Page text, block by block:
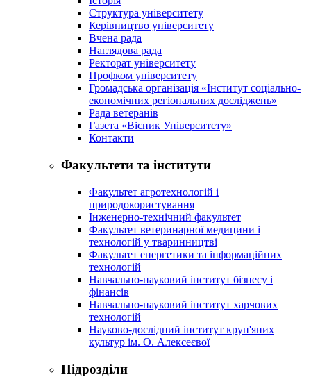
Структура університету
Керівництво університету
Вчена рада
Наглядова рада
Ректорат університету
Профком університету
Громадська організація «Інститут соціально-
економічних регіональних досліджень»
Рада ветеранів
Газета «Вісник Університету»
Контакти
Факультети та інститути
Факультет агротехнологій і
природокористування
Інженерно-технічний факультет
Факультет ветеринарної медицини і
технологій у тваринництві
Факультет енергетики та інформаційних
технологій
Навчально-науковий інститут бізнесу і
фінансів
Навчально-науковий інститут харчових
технологій
Науково-дослідний інститут круп'яних
культур ім. О. Алексеєвої
Підрозділи